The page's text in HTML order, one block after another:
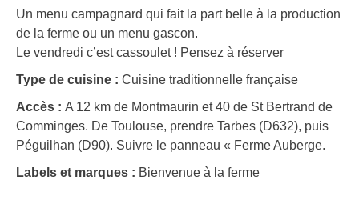
Un menu campagnard qui fait la part belle à la production
de la ferme ou un menu gascon.
Le vendredi c’est cassoulet ! Pensez à réserver
Type de cuisine : Cuisine traditionnelle française
Accès : A 12 km de Montmaurin et 40 de St Bertrand de
Comminges. De Toulouse, prendre Tarbes (D632), puis
Péguilhan (D90). Suivre le panneau « Ferme Auberge.
Labels et marques : Bienvenue à la ferme